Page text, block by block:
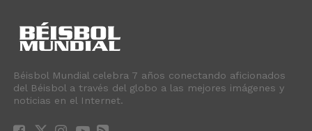
Béisbol Mundial celebra 7 años conectando aficionados
del Béisbol a través del globo a las mejores imágenes y
noticias en el Internet.